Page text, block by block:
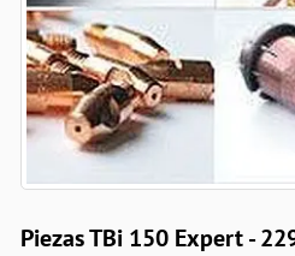
Piezas TBi 150 Expert -